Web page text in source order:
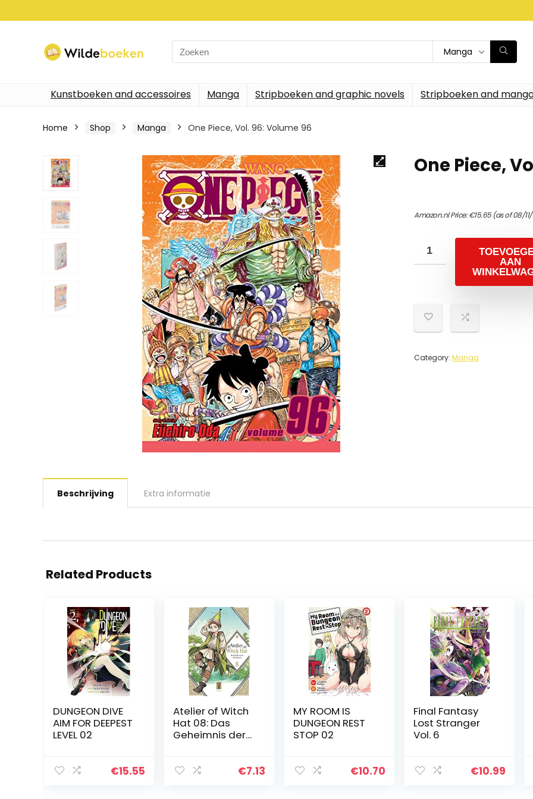
Search
for:
Manga
Kunstboeken and accessoires Manga Stripboeken and graphic novels Stripboeken and
Home Shop Manga One Piece, Vol. 96: Volume 96
One Piece,
Amazon.nl Price:€15.65(as of 08/
AAN
Category: Manga
Beschrijving Extra informatie
Related Products
DUNGEON DIVE
AIM FOR DEEPEST
LEVEL 02
€15.55
Atelier of Witch
Hat 08: Das
Geheimnis der
€7.13
MY ROOM IS
DUNGEON REST
STOP 02
€10.70
Final Fantasy
Lost Stranger
Vol. 6
€10.99